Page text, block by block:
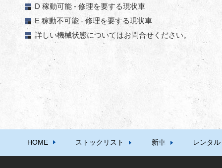
D 稼動可能 - 修理を要する現状車
E 稼動不可能 - 修理を要する現状車
詳しい機械状態についてはお問合せください。
HOME ストックリスト 新車 レンタル